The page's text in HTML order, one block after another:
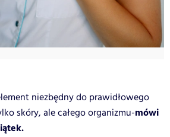
niezbędny do prawidłowego
skóry, ale całego organizmu-mówi